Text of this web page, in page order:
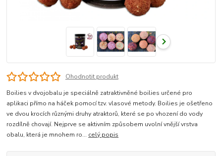
Ohodnotit produkt
Boilies v dvojobalu je speciálně zatraktivněné boilies určené pro
aplikaci přímo na háček pomocí tzv. vlasové metody. Boilies je ošetřeno
ve dvou krocích různými druhy atraktorů, které se po vhození do vody
rozdílně chovají. Nejprve se aktivním způsobem uvolní vnější vrstva
obalu, která je mnohem ro... celý popis